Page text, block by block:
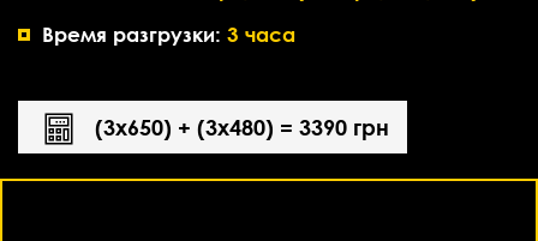
Время разгрузки: 3 часа
(3х650) + (3х480) = 3390 грн